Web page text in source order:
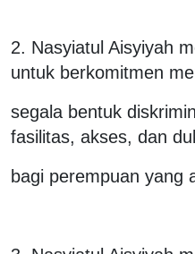
2. Nasyiatul Aisyiyah
untuk berkomitmen
segala bentuk
fasilitas, akses, dan
bagi perempuan yang